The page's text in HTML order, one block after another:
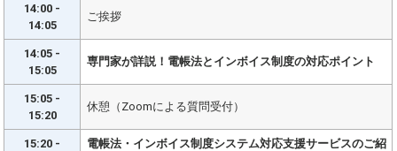
14:00 -
14:05
ご挨拶
14:05 -
15:05
専門家が詳説！電帳法とインボイス制度の対応ポイント
15:05 -
15:20
休憩（Zoomによる質問受付）
15:20 -
電帳法・インボイス制度システム対応支援サービスのご紹